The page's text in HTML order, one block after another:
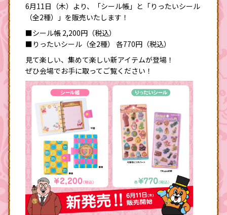
概要
6月11日（木）より、「シール帳」と「りったいシール
（全2種）」を販売いたします！
■シール帳 2,200円（税込）
■りったいシール（全2種） 各770円（税込）
見て楽しい、集めて楽しい新アイテムが登場！
ぜひ会場でお手に取ってご覧ください！